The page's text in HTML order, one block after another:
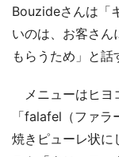
Bouzideさんは「
いのは、お客さん
もらうため」と話
メニューはヒヨ
「falafel（ファ
焼きピューレ状に